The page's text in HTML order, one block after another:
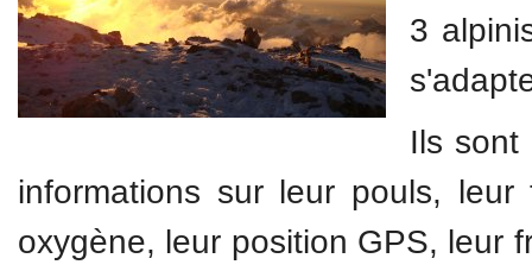
3
Ils sont
informations sur leur pouls,
oxygène, leur position GPS, leur